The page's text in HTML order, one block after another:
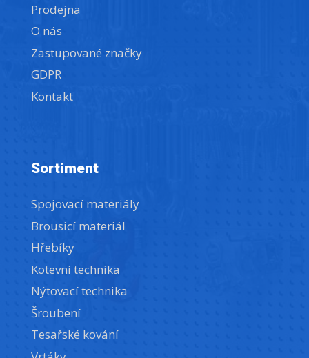
Prodejna
O nás
Zastupované značky
GDPR
Kontakt
Sortiment
Spojovací materiály
Brousicí materiál
Hřebíky
Kotevní technika
Nýtovací technika
Šroubení
Tesařské kování